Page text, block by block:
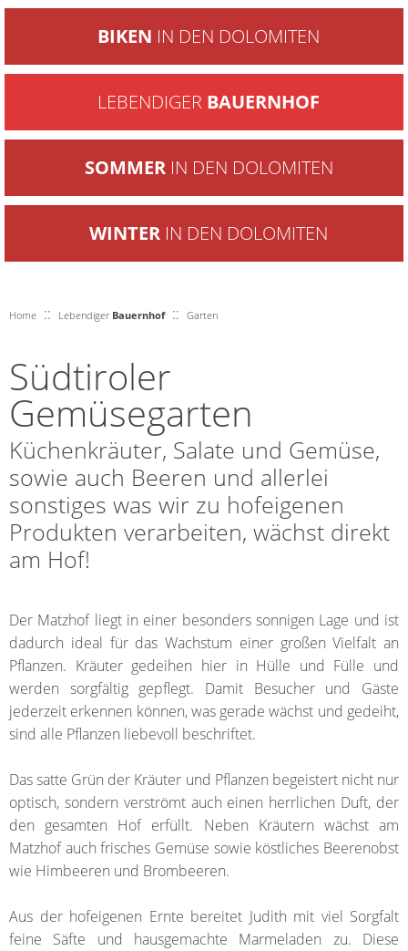
BIKEN IN DEN DOLOMITEN
LEBENDIGER BAUERNHOF
SOMMERIN DEN DOLOMITEN
WINTER IN DEN DOLOMITEN
Home :: Lebendiger Bauernhof:: Garten
Südtiroler
Gemüsegarten
Küchenkräuter, Salate und Gemüse,
sowie auch Beeren und allerlei
sonstiges was wir zu hofeigenen
Produkten verarbeiten, wächst direkt
am Hof!
Der Matzhof liegt in einer besonders sonnigen Lage und ist
dadurch ideal für das Wachstum einer großen Vielfalt an
Pflanzen. Kräuter gedeihen hier in Hülle und Fülle und
werden sorgfältig gepflegt. Damit Besucher und Gäste
jederzeit erkennen können, was gerade wächst und gedeiht,
sind alle Pflanzen liebevoll beschriftet.
Das satte Grün der Kräuter und Pflanzen begeistert nicht nur
optisch, sondern verströmt auch einen herrlichen Duft, der
den gesamten Hof erfüllt. Neben Kräutern wächst am
Matzhof auch frisches Gemüse sowie köstliches Beerenobst
wie Himbeeren und Brombeeren.
Aus der hofeigenen Ernte bereitet Judith mit viel Sorgfalt
feine Säfte und hausgemachte Marmeladen zu. Diese